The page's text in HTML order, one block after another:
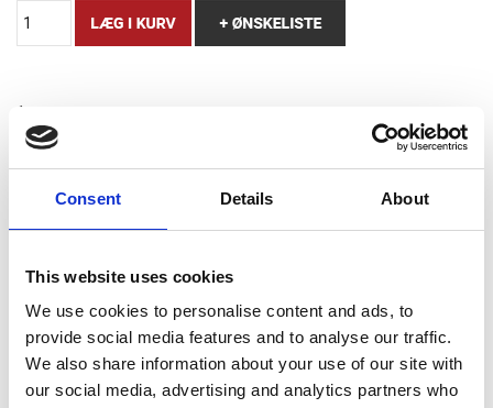
Consent Details About
This website uses cookies
We use cookies to personalise content and ads, to
provide social media features and to analyse our traffic.
We also share information about your use of our site with
our social media, advertising and analytics partners who
1
Sandwichskilt til fortovet - med lakeret MAHOGANY finish -
70x120cm ( 9,65 kg. )
Robust fyrretræ, belagt med lag af kvalitet vejr beskyttelseslak.
Skriveflade er behandlet med sort tavlelak.
Skriv på tavlen med tavlekridt eller speciel tusch, som også kan
bestilles her i shoppen.